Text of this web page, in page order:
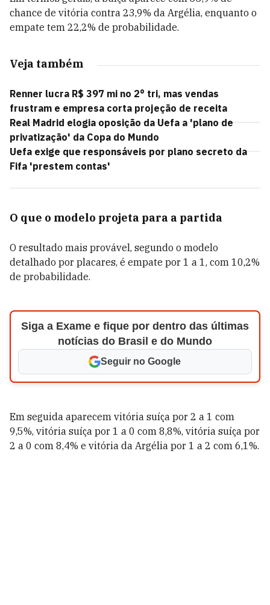
chance de vitória contra 23,9% da Argélia, enquanto o
empate tem 22,2% de probabilidade.
Veja também
Renner lucra R$ 397 mi no 2° tri, mas vendas
frustram e empresa corta projeção de receita
Real Madrid elogia oposição da Uefa a 'plano de
privatização' da Copa do Mundo
Uefa exige que responsáveis por plano secreto da
Fifa 'prestem contas'
O que o modelo projeta para a partida
O resultado mais provável, segundo o modelo
detalhado por placares, é empate por 1 a 1, com 10,2%
de probabilidade.
Siga a Exame e fique por dentro das últimas
notícias do Brasil e do Mundo
Seguir no Google
Em seguida aparecem vitória suíça por 2 a 1 com
9,5%, vitória suíça por 1 a 0 com 8,8%, vitória suíça por
2 a 0 com 8,4% e vitória da Argélia por 1 a 2 com 6,1%.